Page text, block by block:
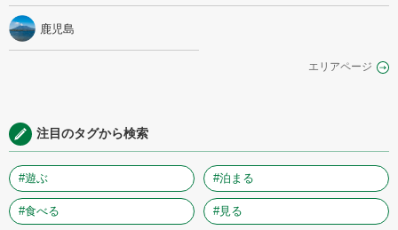
鹿児島
エリアページ
注目のタグから検索
#遊ぶ #泊まる
#食べる #見る